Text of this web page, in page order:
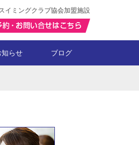
イミングクラブ協会加盟施設
知らせ ブログ